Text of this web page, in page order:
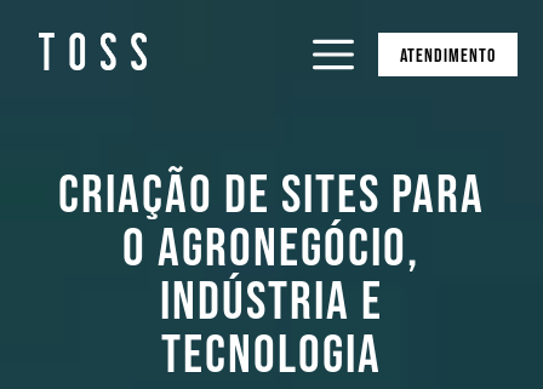
ATENDIMENTO
CRIAÇÃO DE SITES PARA
O AGRONEGÓCIO,
INDÚSTRIA E
TECNOLOGIA